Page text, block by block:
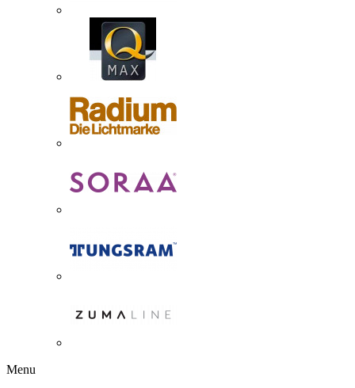
Menu